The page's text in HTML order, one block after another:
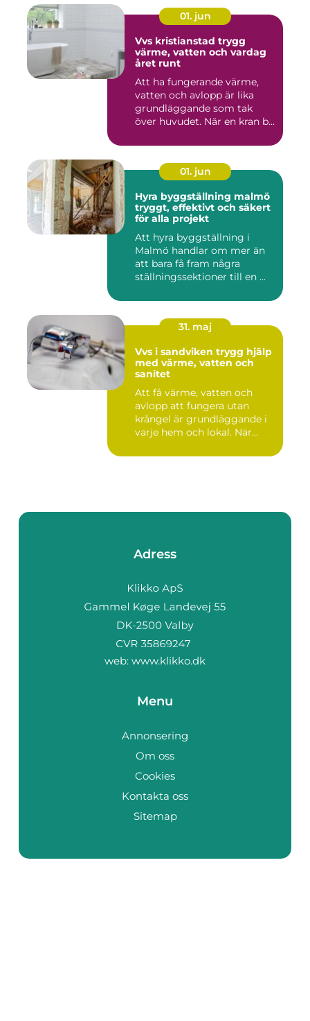
01. jun
Vvs kristianstad trygg
värme, vatten och vardag
året runt
Att ha fungerande värme,
vatten och avlopp är lika
grundläggande som tak
över huvudet. När en kran b...
01. jun
Hyra byggställning malmö
tryggt, effektivt och säkert
för alla projekt
Att hyra byggställning i
Malmö handlar om mer än
att bara få fram några
ställningssektioner till en ...
31. maj
Vvs i sandviken trygg hjälp
med värme, vatten och
sanitet
Att få värme, vatten och
avlopp att fungera utan
krångel är grundläggande i
varje hem och lokal. När...
Adress
web: www.klikko.dk
Menu
Annonsering
Om oss
Cookies
Kontakta oss
Sitemap